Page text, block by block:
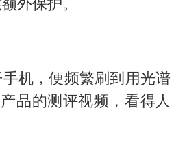
机，便频繁刷到用光谱
品的测评视频，看得人